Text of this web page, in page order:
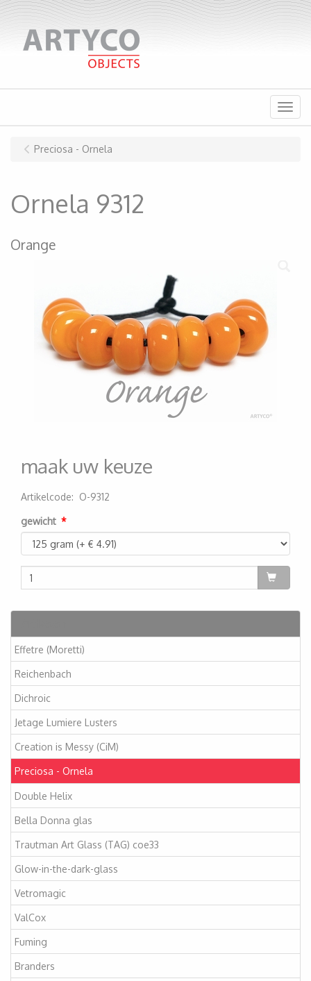
Menu
Effetre (Moretti)
Reichenbach
Dichroic
Jetage Lumiere Lusters
Creation is Messy (CiM)
Preciosa - Ornela
Double Helix
Bella Donna glas
Trautman Art Glass (TAG) coe33
Glow-in-the-dark-glass
Vetromagic
ValCox
Fuming
Branders
Preciosa - Ornela
Ornela 9312
Orange
maak uw keuze
Artikelcode: O-9312
gewicht